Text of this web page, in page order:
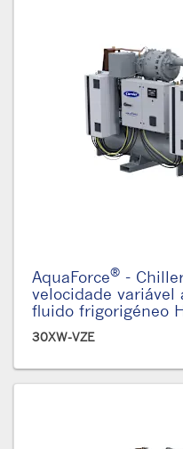
AquaForce® -
velocidade variável
fluido frigorigéneo
30XW-VZE